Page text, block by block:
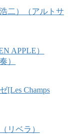
二）（アルトサ
APPLE）
）
[Les Champs
リベラ）